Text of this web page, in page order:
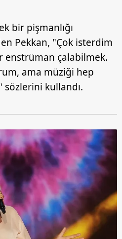
bir pişmanlığı
Pekkan, "Çok isterdim
enstrüman çalabilmek.
ama müziği hep
kullandı.